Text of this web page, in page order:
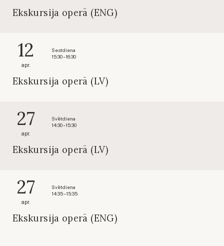
Ekskursija operā (ENG)
12
apr.
Sestdiena
15:30 – 16:30
Ekskursija operā (LV)
27
apr.
Svētdiena
14:30 – 15:30
Ekskursija operā (LV)
27
apr.
Svētdiena
14:35 – 15:35
Ekskursija operā (ENG)